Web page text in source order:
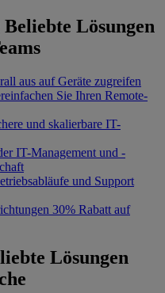
Beliebte Lösungen
aus auf Geräte zugreifen
Sie Ihren Remote-
und skalierbare IT-
IT-Management und -
und Support
30% Rabatt auf
Lösungen